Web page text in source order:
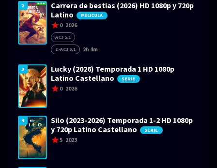
2
Carrera de bestias (2026) HD 1080p y 720p
Latino
PELICULA
0 2026
AC3 5.1
E-AC3 5.1
2h 4m
3
Lucky (2026) Temporada 1 HD 1080p
Latino Castellano
SERIE
0 2026
4
Silo (2023-2026) Temporada 1-2 HD 1080p
y 720p Latino Castellano
SERIE
5 2023